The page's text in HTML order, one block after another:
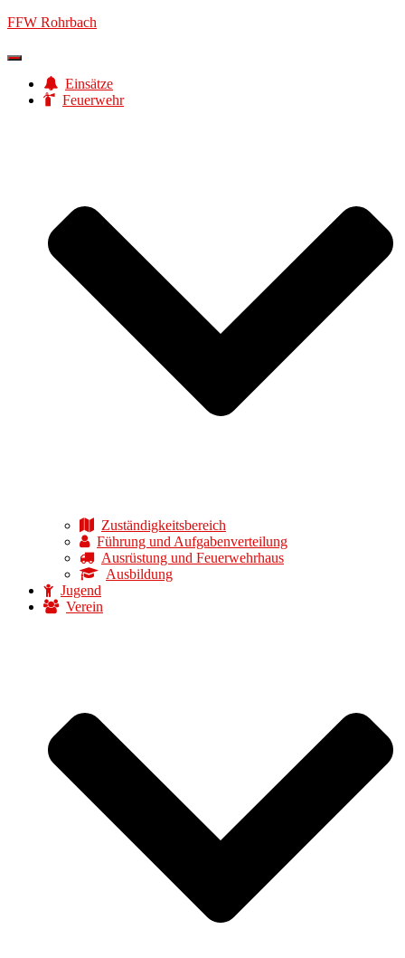
FFW Rohrbach
Navigation
umschaltenEinsätze
Feuerwehr
Zuständigkeitsbereich
Führung und Aufgabenverteilung
Ausrüstung und Feuerwehrhaus
Ausbildung
Jugend
Verein